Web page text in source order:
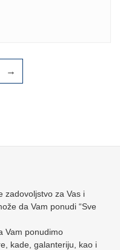
→
zadovoljstvo za Vas i
da Vam ponudi “Sve
Vam ponudimo
kade, galanteriju, kao i